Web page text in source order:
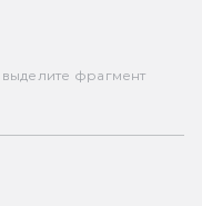
фрагмент